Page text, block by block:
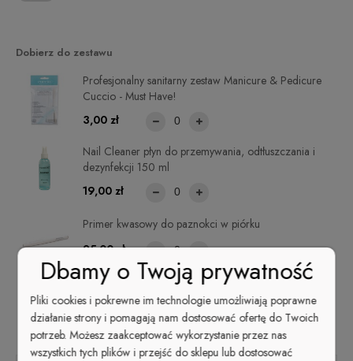
Dobierz do zestawu
Primer kwasowy do paznokci w piórku
25,00 zł
Profesjonalny sanitarny zestaw Manicure & Pedicure
Cuccio - Must Have!
3,00 zł
Baza Uniwersalna Soak-Off do paznokci 13 ml
79,00 zł
Nail Cleaner płyn do przemywania, odtłuszczania i
dezynfekcji 150 ml
19,00 zł
Dbamy o Twoją prywatność
Pliki cookies i pokrewne im technologie umożliwiają poprawne
działanie strony i pomagają nam dostosować ofertę do Twoich
potrzeb. Możesz zaakceptować wykorzystanie przez nas
wszystkich tych plików i przejść do sklepu lub dostosować